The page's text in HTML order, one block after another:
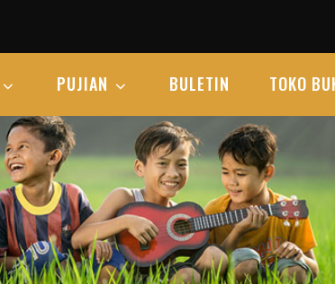
PUJIAN BULETIN TOKO